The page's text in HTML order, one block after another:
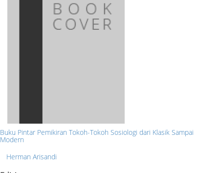
Buku Pintar Pemikiran Tokoh-Tokoh Sosiologi dari Klasik Sampai
Modern
Herman Arisandi